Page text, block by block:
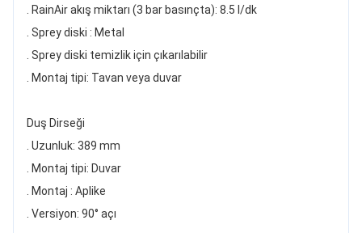
. RainAir akış miktarı (3 bar basınçta): 8.5 l/dk
. Sprey diski : Metal
. Sprey diski temizlik için çıkarılabilir
. Montaj tipi: Tavan veya duvar
Duş Dirseği
. Uzunluk: 389 mm
. Montaj tipi: Duvar
. Montaj : Aplike
. Versiyon: 90° açı